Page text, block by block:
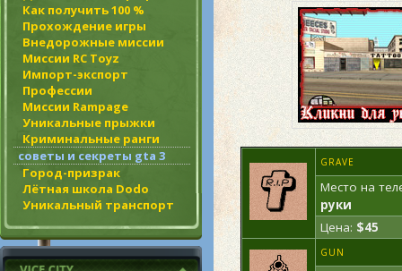
Как получить 100 %
Прохождение игры
Внедорожные миссии
Миссии RC Toyz
Импорт-экспорт
Профессии
Миссии Rampage
Уникальные прыжки
Криминальные ранги
советы и секреты gta 3
Город-призрак
Лётная школа Dodo
Уникальный транспорт
GRAVE
Место на
руки
Цена: $45
GUN